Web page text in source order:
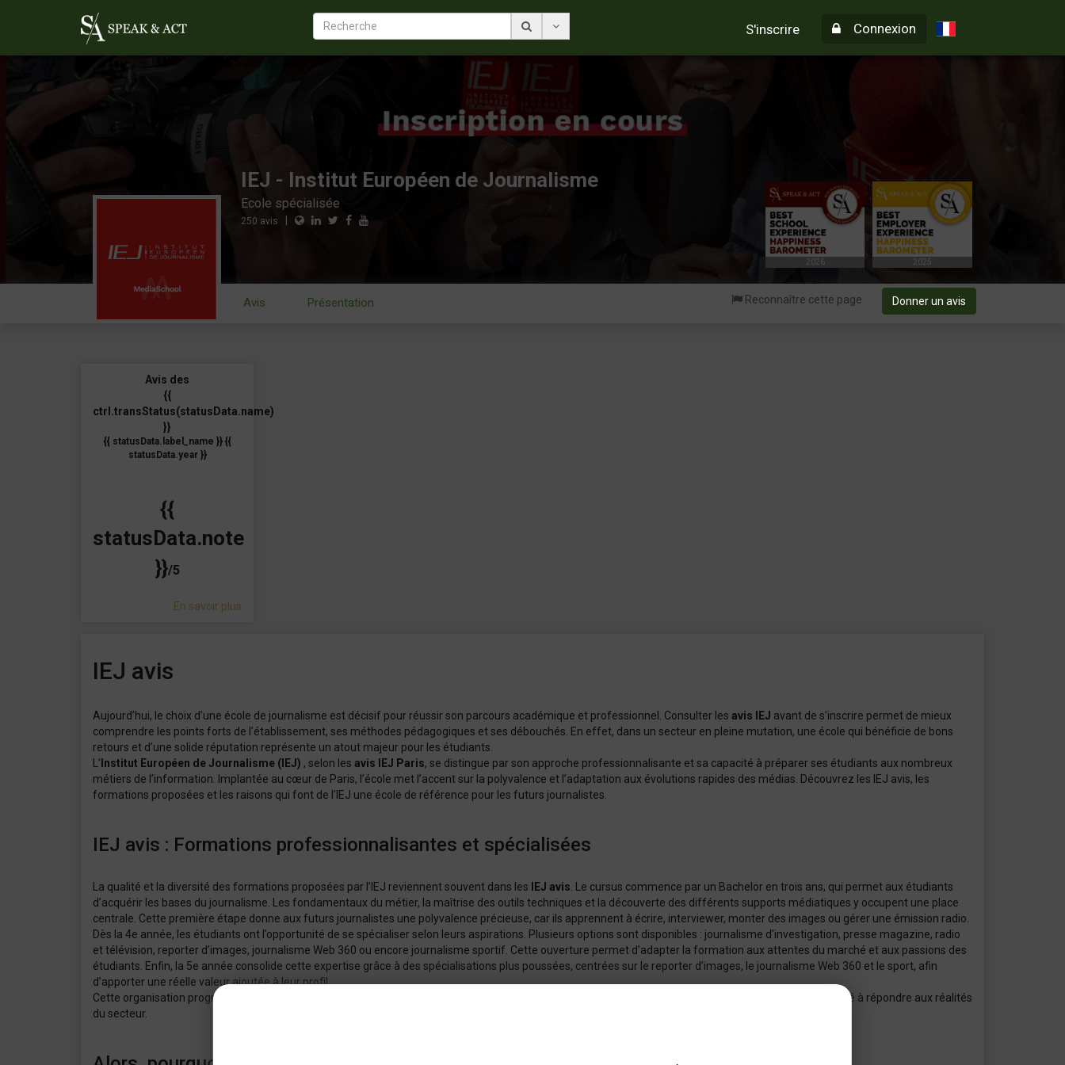
S'inscrire Connexion
2025
2026
IEJ - Institut Européen de Journalisme
Ecole spécialisée
250 avis
Avis Présentation Reconnaître cette page Donner un avis
Avis des
{{
ctrl.transStatus(statusData.name)
}}
{{ statusData.label_name }} {{
statusData.year }}
{{
statusData.note
}}/5
En savoir plus
IEJ avis
Aujourd’hui, le choix d’une école de journalisme est décisif pour réussir son parcours académique et professionnel. Consulter les avis IEJ avant de s’inscrire permet de mieux
comprendre les points forts de l’établissement, ses méthodes pédagogiques et ses débouchés. En effet, dans un secteur en pleine mutation, une école qui bénéficie de bons
retours et d’une solide réputation représente un atout majeur pour les étudiants.
L’ Institut Européen de Journalisme (IEJ) , selon les avis IEJ Paris, se distingue par son approche professionnalisante et sa capacité à préparer ses étudiants aux nombreux
métiers de l’information. Implantée au cœur de Paris, l’école met l’accent sur la polyvalence et l’adaptation aux évolutions rapides des médias. Découvrez les IEJ avis, les
formations proposées et les raisons qui font de l’IEJ une école de référence pour les futurs journalistes.
IEJ avis : Formations professionnalisantes et spécialisées
La qualité et la diversité des formations proposées par l’IEJ reviennent souvent dans les IEJ avis. Le cursus commence par un Bachelor en trois ans, qui permet aux étudiants
d’acquérir les bases du journalisme. Les fondamentaux du métier, la maîtrise des outils techniques et la découverte des différents supports médiatiques y occupent une place
centrale. Cette première étape donne aux futurs journalistes une polyvalence précieuse, car ils apprennent à écrire, interviewer, monter des images ou gérer une émission radio.
Dès la 4e année, les étudiants ont l’opportunité de se spécialiser selon leurs aspirations. Plusieurs options sont disponibles : journalisme d’investigation, presse magazine, radio
et télévision, reporter d’images, journalisme Web 360 ou encore journalisme sportif. Cette ouverture permet d’adapter la formation aux attentes du marché et aux passions des
étudiants. Enfin, la 5e année consolide cette expertise grâce à des spécialisations plus poussées, centrées sur le reporter d’images, le journalisme Web 360 et le sport, afin
d’apporter une réelle valeur ajoutée à leur profil.
Cette organisation progressive et personnalisée explique pourquoi les diplômés soulignent dans leurs avis IEJ la pertinence de la formation et sa capacité à répondre aux réalités
du secteur.